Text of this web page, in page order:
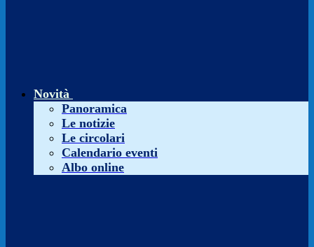
Novità
Panoramica
Le notizie
Le circolari
Calendario eventi
Albo online